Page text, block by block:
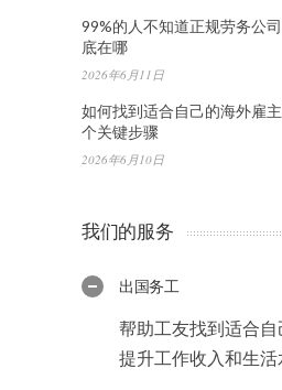
99%的人不知道正规劳务公
底在哪
2026年6月11日
如何找到适合自己的海外雇
个关键步骤
2026年6月10日
我们的服务
出国务工
帮助工友找到适合自
提升工作收入和生活